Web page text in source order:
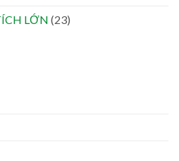
LỚN (23)